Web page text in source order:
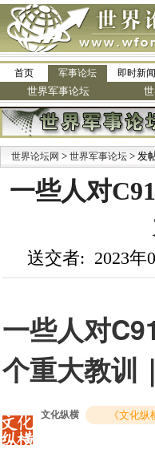
首页 军事论坛 即时新闻
世界军事论坛
世界论坛网 > 世界军事论坛 > 发
一些人对
送交者: 2023年
一些人对
个重大教训
文化纵横 《文化